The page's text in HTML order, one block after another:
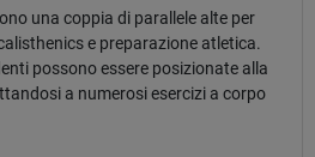
una coppia di parallele alte per
e preparazione atletica.
possono essere posizionate alla
a numerosi esercizi a corpo